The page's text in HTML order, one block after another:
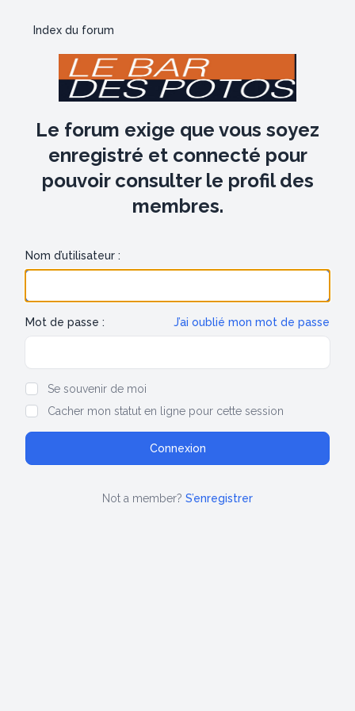
Index du forum
Le forum exige que vous soyez
enregistré et connecté pour
pouvoir consulter le profil des
membres.
Nom d’utilisateur :
Mot de passe : J’ai oublié mon mot de passe
Se souvenir de moi
Cacher mon statut en ligne pour cette session
Not a member? S’enregistrer